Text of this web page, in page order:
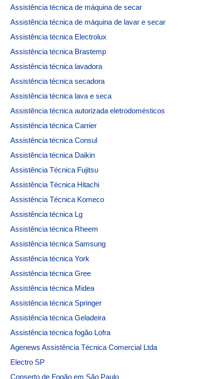
Assistência técnica de máquina de secar
Assistência técnica de máquina de lavar e secar
Assistência técnica Electrolux
Assistência técnica Brastemp
Assistência técnica lavadora
Assistência técnica secadora
Assistência técnica lava e seca
Assistência técnica autorizada eletrodomésticos
Assistência técnica Carrier
Assistência técnica Consul
Assistência técnica Daikin
Assistência Técnica Fujitsu
Assistência Técnica Hitachi
Assistência Técnica Komeco
Assistência técnica Lg
Assistência técnica Rheem
Assistência técnica Samsung
Assistência técnica York
Assistência técnica Gree
Assistência técnica Midea
Assistência técnica Springer
Assistência técnica Geladeira
Assistência técnica fogão Lofra
Agenews Assistência Técnica Comercial Ltda
Electro SP
Conserto de Fogão em São Paulo